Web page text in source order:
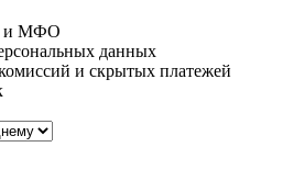
и МФО
данных
и скрытых платежей